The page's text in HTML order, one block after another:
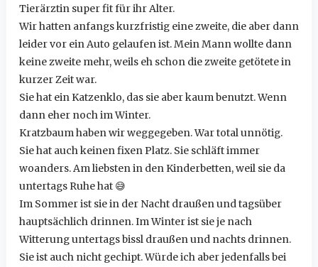
Tierärztin super fit für ihr Alter.
Wir hatten anfangs kurzfristig eine zweite, die aber dann
leider vor ein Auto gelaufen ist. Mein Mann wollte dann
keine zweite mehr, weils eh schon die zweite getötete in
kurzer Zeit war.
Sie hat ein Katzenklo, das sie aber kaum benutzt. Wenn
dann eher noch im Winter.
Kratzbaum haben wir weggegeben. War total unnötig.
Sie hat auch keinen fixen Platz. Sie schläft immer
woanders. Am liebsten in den Kinderbetten, weil sie da
untertags Ruhe hat 😅
Im Sommer ist sie in der Nacht draußen und tagsüber
hauptsächlich drinnen. Im Winter ist sie je nach
Witterung untertags bissl draußen und nachts drinnen.
Sie ist auch nicht gechipt. Würde ich aber jedenfalls bei